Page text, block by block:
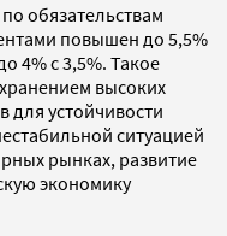
обязательствам
повышен до 5,5%
4% с 3,5%. Такое
высоких
устойчивости
ситуацией
рынках, развитие
экономику